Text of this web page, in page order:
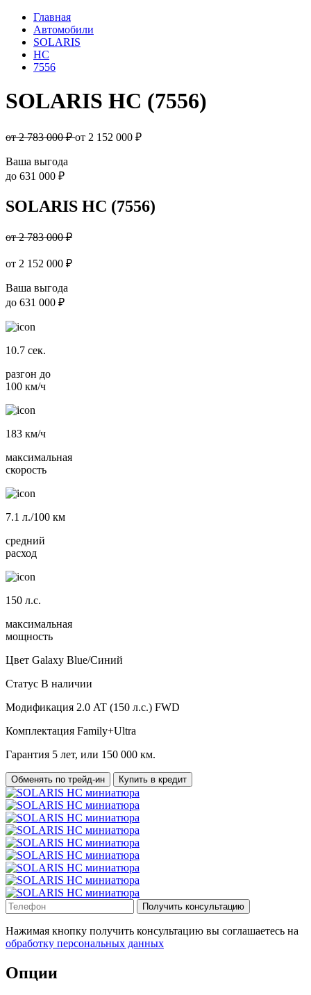
Главная
Автомобили
SOLARIS
HC
7556
SOLARIS HC (7556)
от 2 783 000 ₽от 2 152 000 ₽
Ваша выгода
до 631 000 ₽
SOLARIS HC (7556)
от 2 783 000 ₽
от 2 152 000 ₽
Ваша выгода
до 631 000 ₽
10.7 сек.
разгон до
100 км/ч
183 км/ч
максимальная
скорость
7.1 л./100 км
средний
расход
150 л.с.
максимальная
мощность
Цвет Galaxy Blue/Синий
Статус В наличии
Модификация 2.0 AT (150 л.с.) FWD
Комплектация Family+Ultra
Гарантия 5 лет, или 150 000 км.
Обменять по трейд-ин Купить в кредит
Получить консультацию
Нажимая кнопку получить консультацию вы соглашаетесь на
обработку персональных данных
Опции